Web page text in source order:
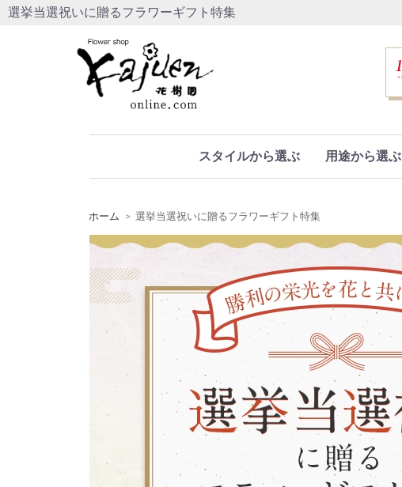
選挙当選祝いに贈るフラワーギフト特集
スタイルから選ぶ 用途から選ぶ
ホーム 選挙当選祝いに贈るフラワーギフト特集